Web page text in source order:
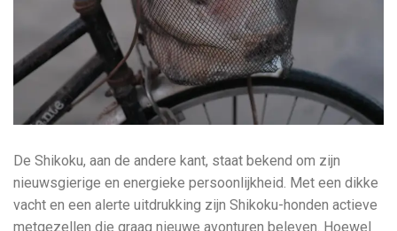
De Shikoku, aan de andere kant, staat bekend om zijn
nieuwsgierige en energieke persoonlijkheid. Met een dikke
vacht en een alerte uitdrukking zijn Shikoku-honden actieve
metgezellen die graag nieuwe avonturen beleven. Hoewel